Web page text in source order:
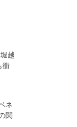
越
衝
ネ
関